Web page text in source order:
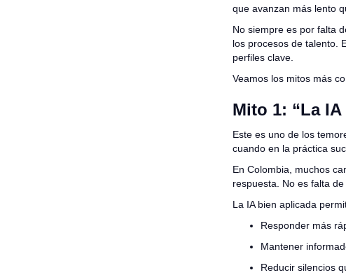
que avanzan más lento
No siempre es por falta
los procesos de talento.
perfiles clave.
Veamos los mitos más
Mito 1: “La
Este es uno de los
cuando en la práctica
En Colombia, muchos
respuesta. No es falta
La IA bien aplicada
Responder más
Mantener
Reducir silencios